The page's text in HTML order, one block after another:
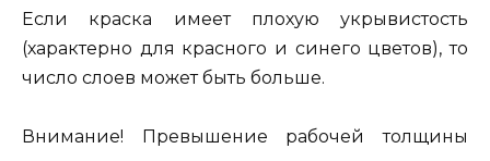
Если краска имеет плохую укрывистость
(характерно для красного и синего цветов), то
число слоев может быть больше.
Внимание! Превышение рабочей толщины